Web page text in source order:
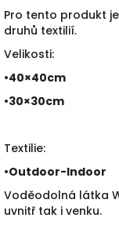
Pro tento produkt
druhů textilií.
Velikosti:
•40×40cm
•30×30cm
Textilie:
•Outdoor-Indoor
Voděodolná látka
uvnitř tak i venku.